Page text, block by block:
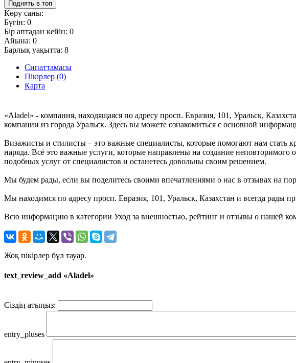
Поднять в топ
Көру саны:
Бүгін: 0
Бір аптадан кейін: 0
Айына: 0
Барлық уақытта: 8
Сипаттамасы
Пікірлер (0)
Карта
«Aladel» - компания, находящаяся по адресу просп. Евразия, 101, Уральск,
компании из города Уральск. Здесь вы можете ознакомиться с основной
Визажисты и стилисты – это важные специалисты, которые помогают нам стать
наряда. Всё это важные услуги, которые направлены на создание
подобных услуг от специалистов и останетесь довольны своим решением.
Мы будем рады, если вы поделитесь своими впечатлениями о нас в отзывах на
Мы находимся по адресу просп. Евразия, 101, Уральск, Казахстан и всегда рады
Всю информацию в категории Уход за внешностью, рейтинг и отзывы о нашей
Жоқ пікірлер бұл тауар.
text_review_add «Aladel»
Сіздің атыңыз:
entry_pluses